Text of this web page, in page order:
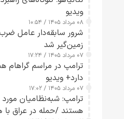
ویدیو
۰۸ مرداد ۱۴۰۵ / ۱۰:۵۴
شرور سابقه‌دار عامل
زمین‌گیر شد
۰۷ مرداد ۱۴۰۵ / ۱۷:۲۴
ترامپ در مراسم گراهام
دارد+ ویدیو
۰۷ مرداد ۱۴۰۵ / ۱۷:۰۲
ترامپ: شبه‌نظامیان
هستند /حمله در عراق با